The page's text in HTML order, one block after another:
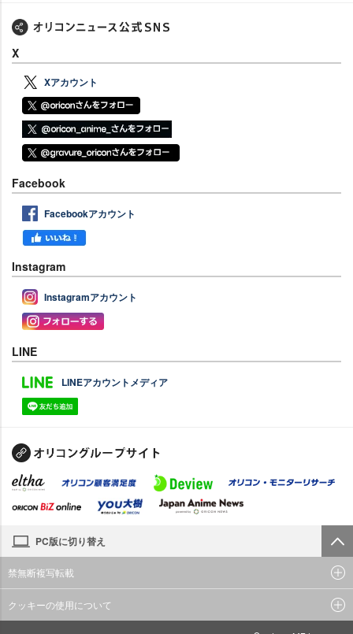
X
Xアカウント
Facebook
Facebookアカウント
Instagram
Instagramアカウント
LINE
LINEアカウントメディア
PC版に切り替え
禁無断複写転載
クッキーの使用について